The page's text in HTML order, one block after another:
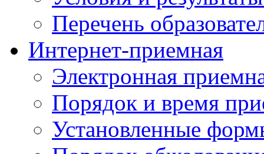
Перечень
Интернет-приемная
Электронная
Порядок и время
Установленные